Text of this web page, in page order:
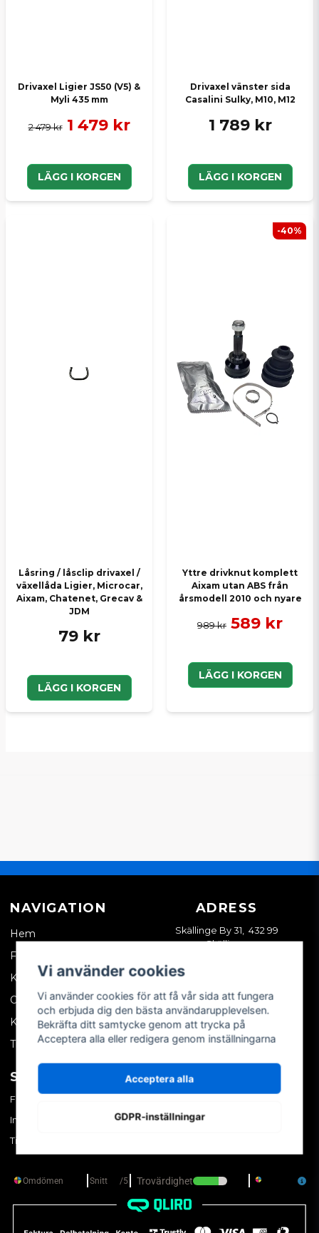
Drivaxel Ligier JS50 (V5) &
Myli 435 mm
2 479 kr 1 479 kr
LÄGG I KORGEN
Drivaxel vänster sida
Casalini Sulky, M10, M12
1 789 kr
LÄGG I KORGEN
Låsring / låsclip drivaxel /
växellåda Ligier, Microcar,
Aixam, Chatenet, Grecav &
JDM
79 kr
LÄGG I KORGEN
Yttre drivknut komplett
Aixam utan ABS från
årsmodell 2010 och nyare
989 kr 589 kr
LÄGG I KORGEN
-40%
NAVIGATION
Hem
Företagskund
Kontakta oss
Om oss
Köpvillkor
Tips & trix
ADRESS
Skällinge By 31, 432 99
Skällinge
SOCIALA MEDIER
Facebook
Instagram
TikTok
MITT KONTO
Skapa konto
Vi använder cookies
Vi använder cookies för att få vår sida att fungera
och erbjuda dig den bästa användarupplevelsen.
Bekräfta ditt samtycke genom att trycka på
Acceptera alla eller redigera genom inställningarna
Acceptera alla
GDPR-inställningar